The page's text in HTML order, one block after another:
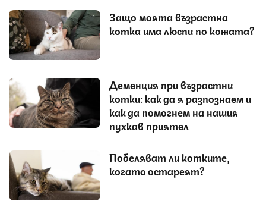
Защо моята възрастна
котка има люспи по кожата?
Деменция при възрастни
котки: как да я разпознаем и
как да помогнем на нашия
пухкав приятел
Побеляват ли котките,
когато остареят?